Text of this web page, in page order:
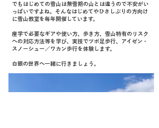
でもはじめての雪山は無雪期の山とは違うので不安がい
っぱいですよね。そんなはじめてやひさしぶりの方向け
に雪山教室を毎年開催しています。
座学で必要なギアや使い方、歩き方、雪山特有のリスク
への対応方法等を学び、実技でツボ足歩行、アイゼン・
スノーシュー／ワカン歩行を体験します。
白銀の世界へ一緒に行きましょう。